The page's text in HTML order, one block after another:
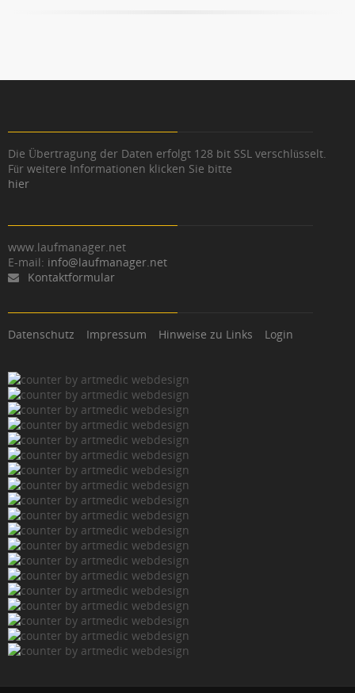
Die Übertragung der Daten erfolgt 128 bit SSL verschlüsselt.
Für weitere Informationen klicken Sie bitte
hier
www.laufmanager.net
E-mail: info@laufmanager.net
Kontaktformular
Datenschutz Impressum Hinweise zu Links Login